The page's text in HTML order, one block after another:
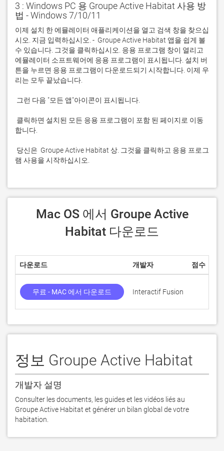
3 : Windows PC 용 Groupe Active Habitat 사용 방
법 - Windows 7/10/11
이제 설치 한 에뮬레이터 애플리케이션을 열고 검색 창을 찾으십
시오. 지금 입력하십시오. -  Groupe Active Habitat 앱을 쉽게 볼
수 있습니다. 그것을 클릭하십시오. 응용 프로그램 창이 열리고
에뮬레이터 소프트웨어에 응용 프로그램이 표시됩니다. 설치 버
튼을 누르면 응용 프로그램이 다운로드되기 시작합니다. 이제 우
램 사용을 시작하십시오.
Habitat 다운로드
다운로드 개발자 점수
무료 - MAC 에서 다운로드 Interactif Fusion
정보 Groupe Active Habitat
개발자 설명
Consulter les documents, les guides et les vidéos liés au
Groupe Active Habitat et générer un bilan global de votre
habitation.